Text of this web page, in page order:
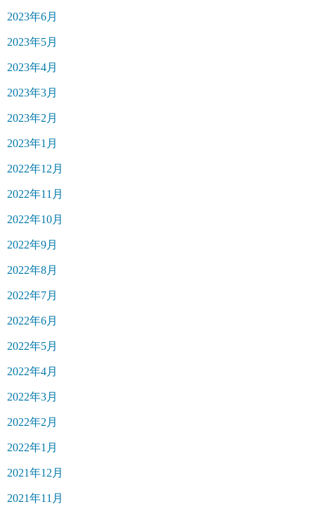
2023年6月
2023年5月
2023年4月
2023年3月
2023年2月
2023年1月
2022年12月
2022年11月
2022年10月
2022年9月
2022年8月
2022年7月
2022年6月
2022年5月
2022年4月
2022年3月
2022年2月
2022年1月
2021年12月
2021年11月